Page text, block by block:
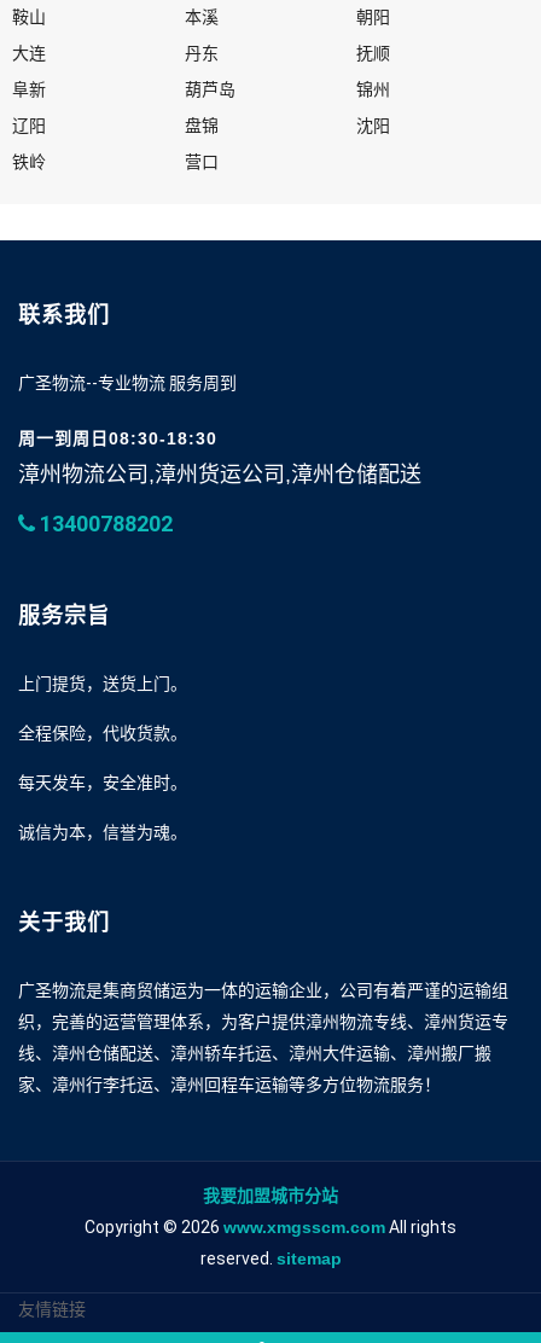
鞍山 本溪
朝阳
大连
丹东
抚顺
阜新
葫芦岛
锦州
辽阳
盘锦
沈阳
铁岭
营口
联系我们
广圣物流--专业物流 服务周到
周一到周日08:30-18:30
漳州物流公司,漳州货运公司,漳州仓储配送
13400788202
服务宗旨
上门提货，送货上门。
全程保险，代收货款。
每天发车，安全准时。
诚信为本，信誉为魂。
关于我们
广圣物流是集商贸储运为一体的运输企业，公司有着严谨的运输组
织，完善的运营管理体系，为客户提供漳州物流专线、漳州货运专
线、漳州仓储配送、漳州轿车托运、漳州大件运输、漳州搬厂搬
家、漳州行李托运、漳州回程车运输等多方位物流服务！
我要加盟城市分站
Copyright © 2026 www.xmgsscm.comAll rights
reserved. sitemap
友情链接